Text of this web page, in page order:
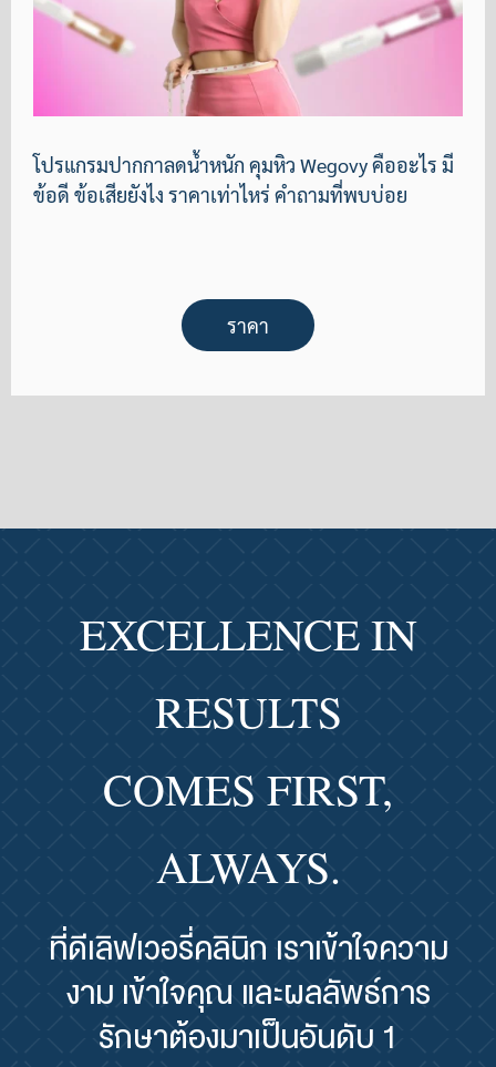
โปรแกรมปากกาลดน้ำหนัก คุมหิว Wegovy คืออะไร มี
ข้อดี ข้อเสียยังไง ราคาเท่าไหร่ คำถามที่พบบ่อย
ราคา
EXCELLENCE IN
RESULTS
COMES FIRST,
ALWAYS.
ที่ดีเลิฟเวอรี่คลินิก เราเข้าใจความ
งาม เข้าใจคุณ และผลลัพธ์การ
รักษาต้องมาเป็นอันดับ 1